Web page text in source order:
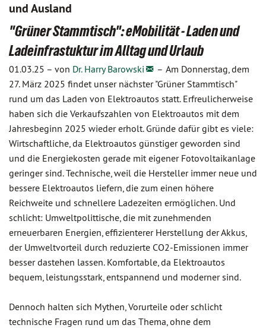
und Ausland
"Grüner Stammtisch": eMobilität - Laden und
Ladeinfrastuktur im Alltag und Urlaub
01.03.25 – von Dr. Harry Barowski – Am Donnerstag, dem
27. März 2025 findet unser nächster "Grüner Stammtisch"
rund um das Laden von Elektroautos statt. Erfreulicherweise
haben sich die Verkaufszahlen von Elektroautos mit dem
Jahresbeginn 2025 wieder erholt. Gründe dafür gibt es viele:
Wirtschaftliche, da Elektroautos günstiger geworden sind
und die Energiekosten gerade mit eigener Fotovoltaikanlage
geringer sind. Technische, weil die Hersteller immer neue und
bessere Elektroautos liefern, die zum einen höhere
Reichweite und schnellere Ladezeiten ermöglichen. Und
schlicht: Umweltpolittische, die mit zunehmenden
erneuerbaren Energien, effizienterer Herstellung der Akkus,
der Umweltvorteil durch reduzierte CO2-Emissionen immer
besser dastehen lassen. Komfortable, da Elektroautos
bequem, leistungsstark, entspannend und moderner sind.
Dennoch halten sich Mythen, Vorurteile oder schlicht
technische Fragen rund um das Thema, ohne dem